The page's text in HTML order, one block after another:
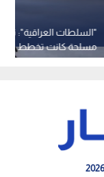
"السلطات العراقية":
مسلحة كانت تخطط
بطائرات مسيرة